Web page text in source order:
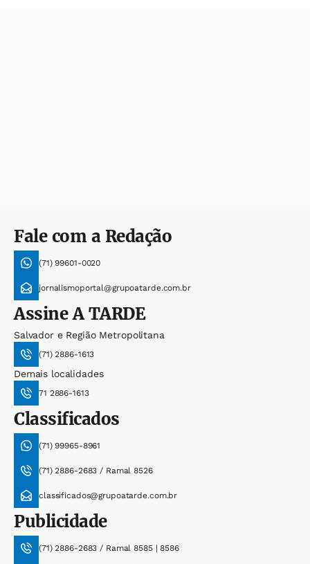
Fale com a Redação
(71) 99601-0020
jornalismoportal@grupoatarde.com.br
AssineA TARDE
Salvador e Região Metropolitana
(71) 2886-1613
Demais localidades
71 2886-1613
Classificados
(71) 99965-8961
(71) 2886-2683 / Ramal 8526
classificados@grupoatarde.com.br
Publicidade
(71) 2886-2683 / Ramal 8585 | 8586